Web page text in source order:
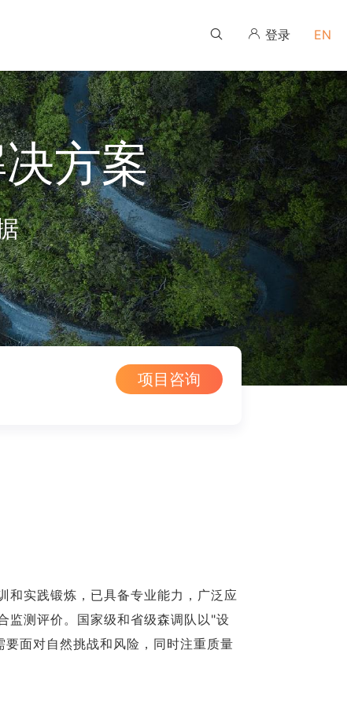
伙伴培训学习平台
伙伴培训学习平台
伙伴培训学习平台
伙伴培训学习平台
伙伴培训学习平台
伙伴培训学习平台
登录 EN
方案
项目咨询
和实践锻炼，已具备专业能力，广泛应
监测评价。国家级和省级森调队以"设
面对自然挑战和风险，同时注重质量